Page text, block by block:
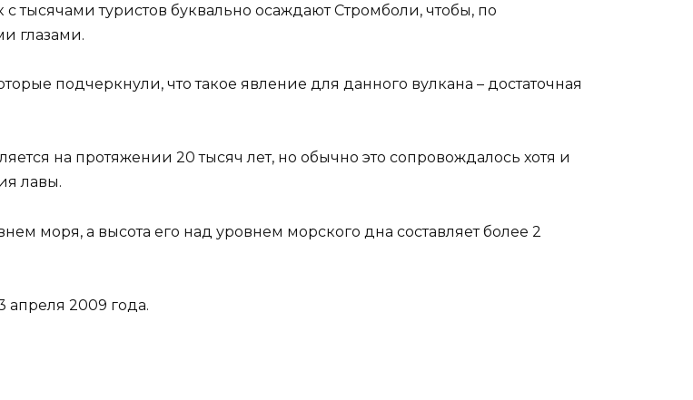
тысячами туристов буквально осаждают Стромболи, чтобы, по
глазами.
подчеркнули, что такое явление для данного вулкана – достаточная
на протяжении 20 тысяч лет, но обычно это сопровождалось хотя и
лавы.
моря, а высота его над уровнем морского дна составляет более 2
апреля 2009 года.